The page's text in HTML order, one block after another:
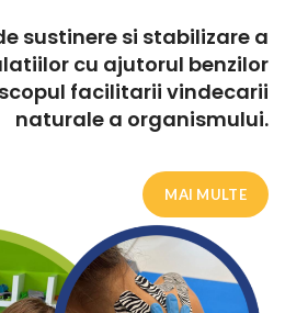
sustinere si stabilizare a
cu ajutorul benzilor
facilitarii vindecarii
naturale a organismului.
MAI MULTE